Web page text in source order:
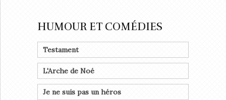
HUMOUR ET COMÉDIES
Testament
L'Arche de Noé
Je ne suis pas un héros